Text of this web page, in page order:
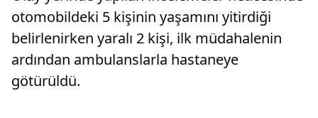
otomobildeki 5 kişinin yaşamını yitirdiği
belirlenirken yaralı 2 kişi, ilk müdahalenin
ardından ambulanslarla hastaneye
götürüldü.